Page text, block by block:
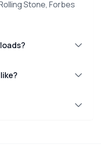
Stone, Forbes